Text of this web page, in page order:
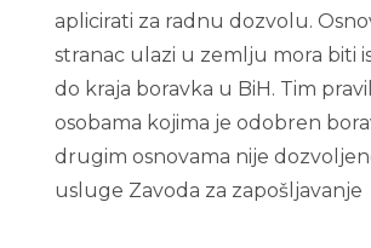
aplicirati za radnu dozvolu.
stranac ulazi u zemlju mora biti
do kraja boravka u BiH. Tim
osobama kojima je odobren
drugim osnovama nije
usluge Zavoda za zapošljavanje